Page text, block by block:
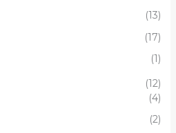
(13)
(17)
(1)
(12)
(4)
(2)